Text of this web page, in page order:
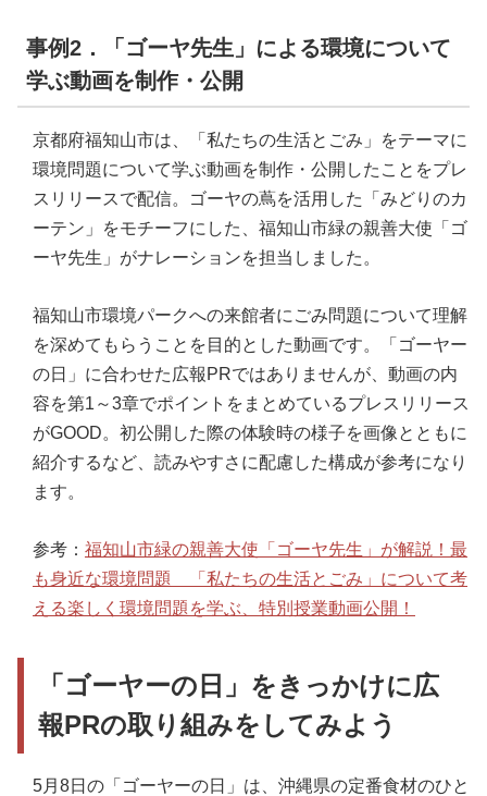
事例2．「ゴーヤ先生」による環境について
学ぶ動画を制作・公開
京都府福知山市は、「私たちの生活とごみ」をテーマに
環境問題について学ぶ動画を制作・公開したことをプレ
スリリースで配信。ゴーヤの蔦を活用した「みどりのカ
ーテン」をモチーフにした、福知山市緑の親善大使「ゴ
ーヤ先生」がナレーションを担当しました。
福知山市環境パークへの来館者にごみ問題について理解
を深めてもらうことを目的とした動画です。「ゴーヤー
の日」に合わせた広報PRではありませんが、動画の内
容を第1～3章でポイントをまとめているプレスリリース
がGOOD。初公開した際の体験時の様子を画像とともに
紹介するなど、読みやすさに配慮した構成が参考になり
ます。
参考： 福知山市緑の親善大使「ゴーヤ先生」が解説！最
も身近な環境問題 「私たちの生活とごみ」について考
える楽しく環境問題を学ぶ、特別授業動画公開！
「ゴーヤーの日」をきっかけに広
報PRの取り組みをしてみよう
5月8日の「ゴーヤーの日」は、沖縄県の定番食材のひと